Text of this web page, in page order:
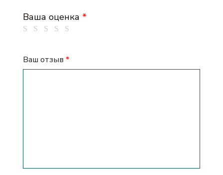
Ваша оценка *
Ваш отзыв *